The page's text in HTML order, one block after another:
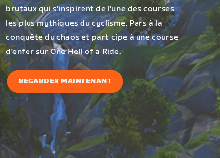
brutaux qui s'inspirent de l'une des courses
les plus mythiques du cyclisme. Pars à la
conquête du chaos et participe à une course
d'enfer sur One Hell of a Ride.
REGARDER MAINTENANT